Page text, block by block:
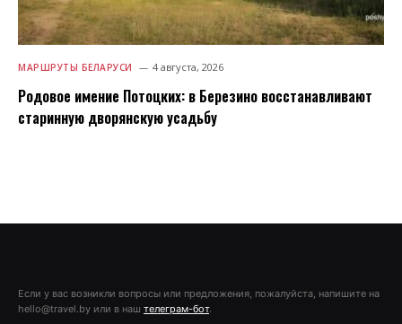
МАРШРУТЫ БЕЛАРУСИ 4 августа, 2026
Родовое имение Потоцких: в Березино восстанавливают
старинную дворянскую усадьбу
Если у вас возникли вопросы или предложения, пожалуйста, напишите на
hello@travel.by или в наш телеграм-бот.